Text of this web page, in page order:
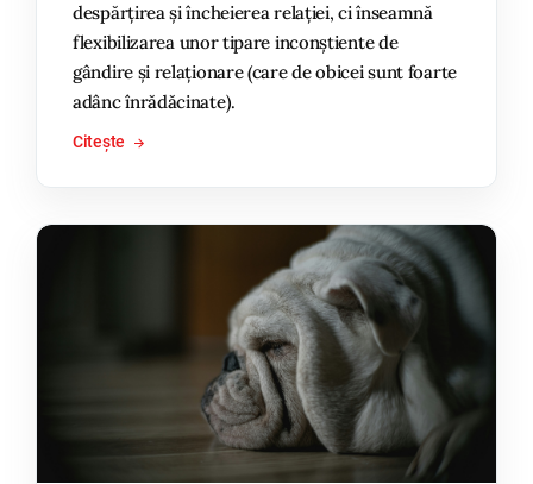
despărțirea și încheierea relației, ci înseamnă
flexibilizarea unor tipare inconștiente de
gândire și relaționare (care de obicei sunt foarte
adânc înrădăcinate).
Citește